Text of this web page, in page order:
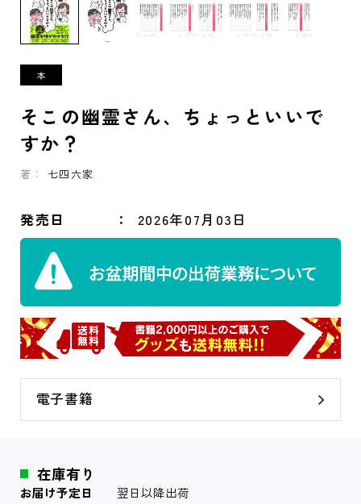
そこの幽霊さん、ちょっといいで
すか？
著： 七四六家
発売日 2026年07月03日
電子書籍
在庫有り
お届け予定日 翌日以降出荷